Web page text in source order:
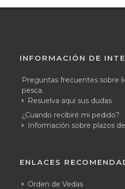
INFORMACIÓN DE
Preguntas frecuentes sobre
pesca.
Resuelva aquí sus dudas
¿Cuando recibiré mi pedido?
Información sobre plazos
ENLACES
Orden de Vedas